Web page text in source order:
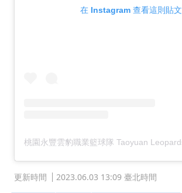
在 Instagram 查看這則貼文
更新時間 2023.06.03 13:09 臺北時間